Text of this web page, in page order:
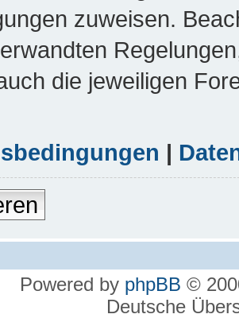
zuweisen.
die jeweiligen
|
Powered by phpBB ©
Deutsche